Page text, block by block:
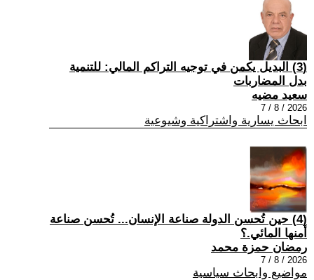
(3) البديل يكمن في توجيه التراكم المالي: للتنمية
بدل المضاربات
سعيد مضيه
2026 / 8 / 7
ابحاث يسارية واشتراكية وشيوعية
(4) حين تُحسن الدولة صناعة الإنسان... تُحسن صناعة
أمنها المائي.؟
رمضان حمزة محمد
2026 / 8 / 7
مواضيع وابحاث سياسية